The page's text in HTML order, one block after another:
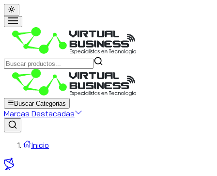
Buscar Categorias
Marcas Destacadas
Inicio